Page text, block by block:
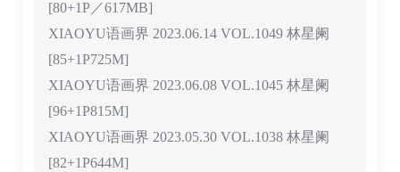
[80+1P／617MB]
XIAOYU语画界 2023.06.14 VOL.1049 林星阑
[85+1P725M]
XIAOYU语画界 2023.06.08 VOL.1045 林星阑
[96+1P815M]
XIAOYU语画界 2023.05.30 VOL.1038 林星阑
[82+1P644M]